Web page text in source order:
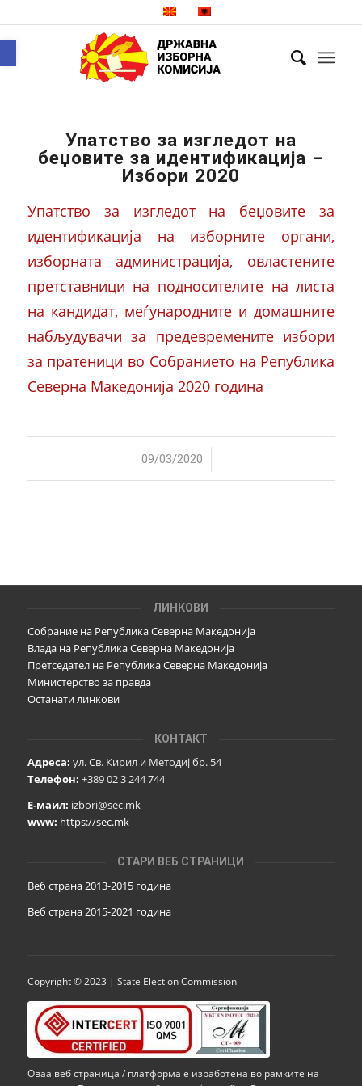
Упатство за изгледот на
беџовите за идентификација –
Избори 2020
Упатство за изгледот на беџовите за
идентификација на изборните органи,
изборната администрација, овластените
претставници на подносителите на листа
на кандидат, меѓународните и домашните
набљудувачи за предевремените избори
за пратеници во Собранието на Република
Северна Македонија 2020 година
09/03/2020
/
ЛИНКОВИ
Собрание на Република Северна Македонија
Влада на Република Северна Македонија
Претседател на Република Северна Македонија
Министерство за правда
Останати линкови
КОНТАКТ
Адреса: ул. Св. Кирил и Методиј бр. 54
Телефон: +389 02 3 244 744
Е-маил: izbori@sec.mk
www: https://sec.mk
СТАРИ ВЕБ СТРАНИЦИ
Веб страна 2013-2015 година
Веб страна 2015-2021 година
Copyright © 2023 | State Election Commission
Оваа веб страница / платформа е изработена во рамките на
Open toolbar